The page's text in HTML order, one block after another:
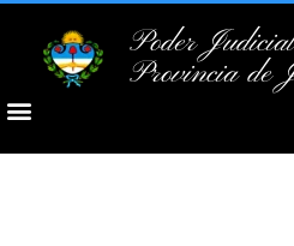
Poder
Provincia de